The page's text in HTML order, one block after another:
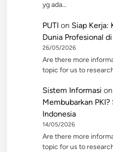
yg ada…
PUTI on Siap Kerja:
Dunia Profesional
26/05/2026
Are there more
topic for us to
Sistem Informasi on
Membubarkan
Indonesia
14/05/2026
Are there more
topic for us to